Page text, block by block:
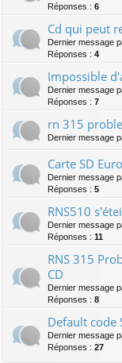
Réponses : 6
Cd qui peut
Dernier message
Réponses : 4
Impossible
Dernier message
Réponses : 7
rn 315
Dernier message
Carte SD
Dernier message
Réponses : 5
RNS510
Dernier message
Réponses : 11
RNS 315
CD
Dernier message
Réponses : 8
Default code
Dernier message
Réponses : 27